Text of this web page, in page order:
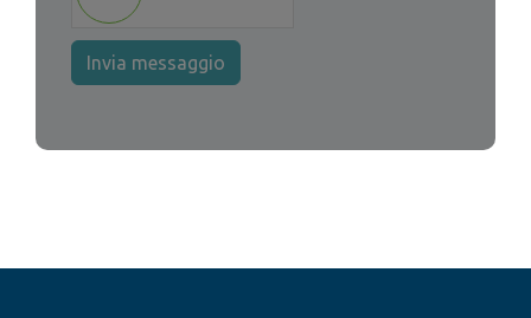
Invia messaggio